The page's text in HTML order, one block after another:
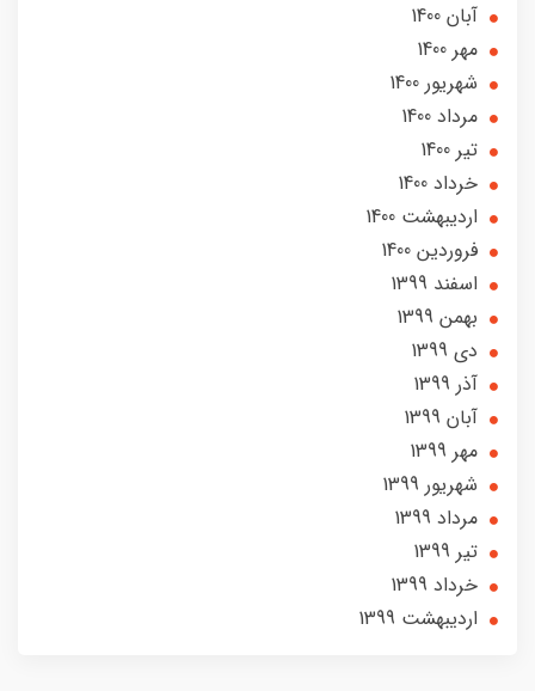
آبان 1400
مهر 1400
شهریور 1400
مرداد 1400
تير 1400
خرداد 1400
ارديبهشت 1400
فروردین 1400
اسفند 1399
بهمن 1399
دی 1399
آذر 1399
آبان 1399
مهر 1399
شهریور 1399
مرداد 1399
تير 1399
خرداد 1399
ارديبهشت 1399